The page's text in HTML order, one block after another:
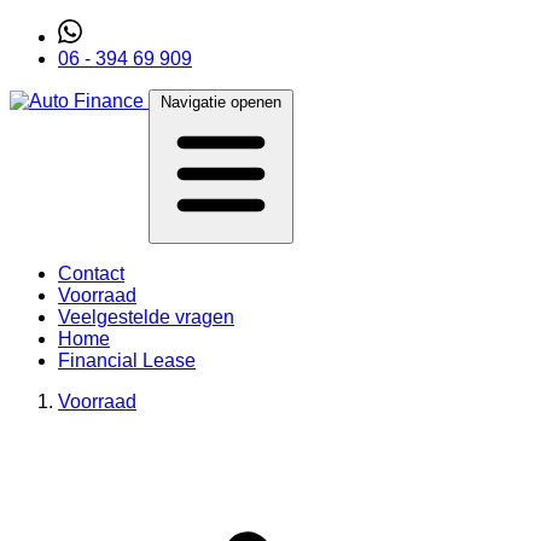
06 - 394 69 909
Navigatie openen
Contact
Voorraad
Veelgestelde vragen
Home
Financial Lease
Voorraad